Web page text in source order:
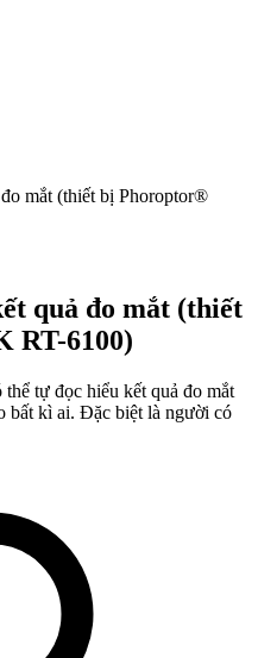
mắt (thiết bị Phoroptor®
quả đo mắt (thiết
RT-6100)
tự đọc hiểu kết quả đo mắt
bất kì ai. Đặc biệt là người có